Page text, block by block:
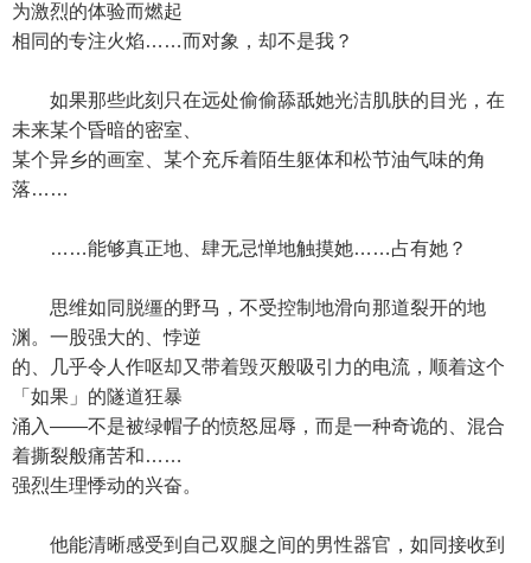
为激烈的体验而燃起
相同的专注火焰……而对象，却不是我？
如果那些此刻只在远处偷偷舔舐她光洁肌肤的目光，在
未来某个昏暗的密室、
某个异乡的画室、某个充斥着陌生躯体和松节油气味的角
落……
……能够真正地、肆无忌惮地触摸她……占有她？
思维如同脱缰的野马，不受控制地滑向那道裂开的地
渊。一股强大的、悖逆
的、几乎令人作呕却又带着毁灭般吸引力的电流，顺着这个
「如果」的隧道狂暴
涌入——不是被绿帽子的愤怒屈辱，而是一种奇诡的、混合
着撕裂般痛苦和……
强烈生理悸动的兴奋。
他能清晰感受到自己双腿之间的男性器官，如同接收到